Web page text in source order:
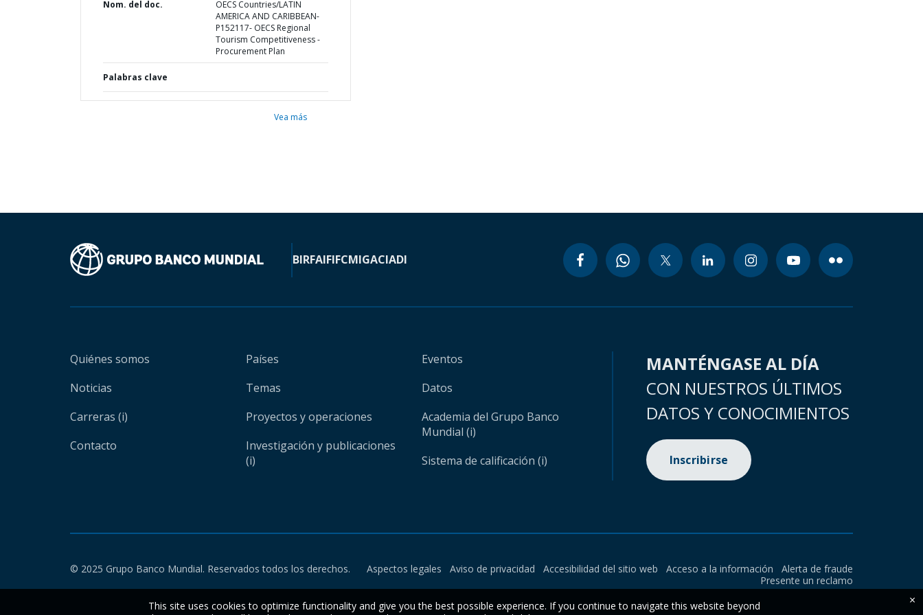
Nom. del doc.
OECS Countries/LATIN
AMERICA AND CARIBBEAN-
P152117- OECS Regional
Tourism Competitiveness -
Procurement Plan
Palabras clave
Vea más
BIRFAIFIFCMIGACIADI
Quiénes somos
Noticias
Carreras (i)
Contacto
Países
Temas
Proyectos y operaciones
Investigación y publicaciones
(i)
Eventos
Datos
Academia del Grupo Banco
Mundial (i)
Sistema de calificación (i)
MANTÉNGASE AL DÍA
CON NUESTROS ÚLTIMOS
DATOS Y CONOCIMIENTOS
Inscribirse
© 2025 Grupo Banco Mundial. Reservados todos los derechos. Aspectos legales Aviso de privacidad Accesibilidad del sitio web Acceso a la información
Alerta de fraude
Presente un reclamo
This site uses cookies to optimize functionality and give you the best possible experience. If you continue to navigate this website beyond
×